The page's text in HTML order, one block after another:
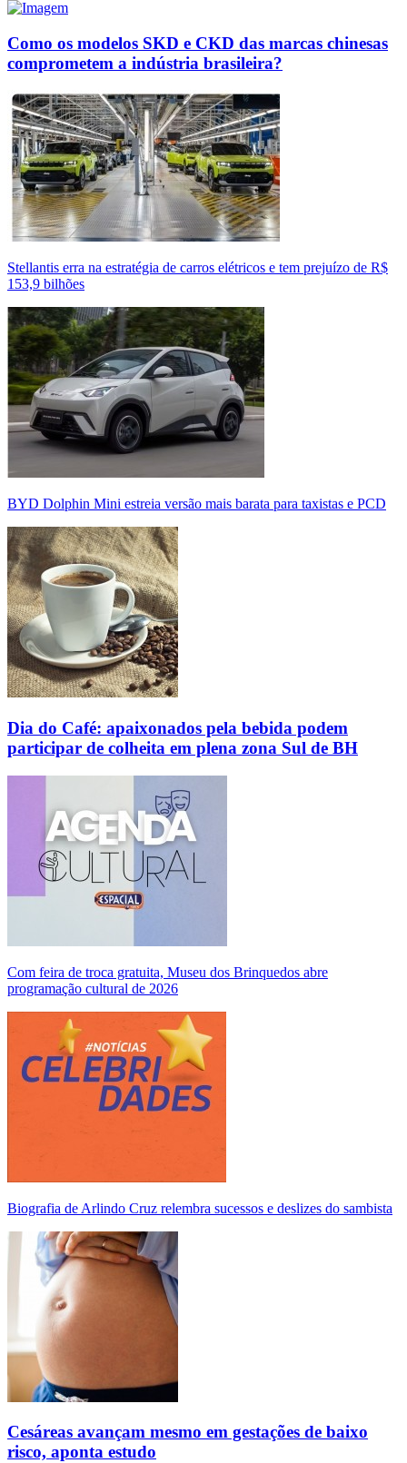
Como os modelos SKD e CKD das marcas chinesas
comprometem a indústria brasileira?
Stellantis erra na estratégia de carros elétricos e tem prejuízo de R$
153,9 bilhões
BYD Dolphin Mini estreia versão mais barata para taxistas e PCD
Dia do Café: apaixonados pela bebida podem
participar de colheita em plena zona Sul de BH
Com feira de troca gratuita, Museu dos Brinquedos abre
programação cultural de 2026
Biografia de Arlindo Cruz relembra sucessos e deslizes do sambista
Cesáreas avançam mesmo em gestações de baixo
risco, aponta estudo